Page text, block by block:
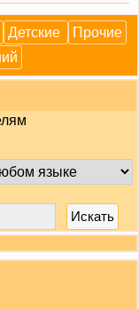
Детские
Прочие